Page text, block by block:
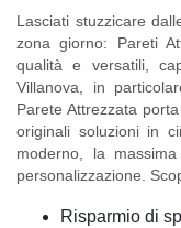
Lasciati stuzzicare
zona giorno: Pareti
qualità e versatili,
Villanova, in
Parete Attrezzata
originali soluzioni in
moderno, la
personalizzazione.
Risparmio di